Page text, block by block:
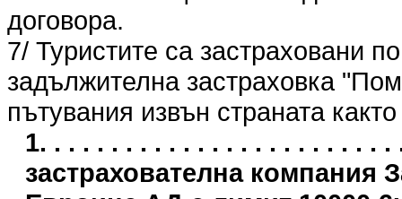
договора.
7/ Туристите са застраховани
задължителна застраховка
пътувания извън страната
1. . . . . . . . . . . . . . . . . . . . . . . .
застрахователна компания